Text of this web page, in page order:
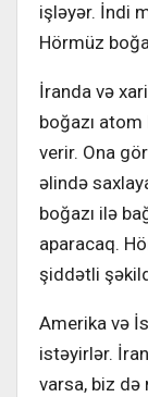
işləyər. İndi
Hörmüz
İranda və
boğazı
verir. Ona
əlində
boğazı ilə
aparacaq.
şiddətli
Amerika və
istəyirlər.
varsa, biz də